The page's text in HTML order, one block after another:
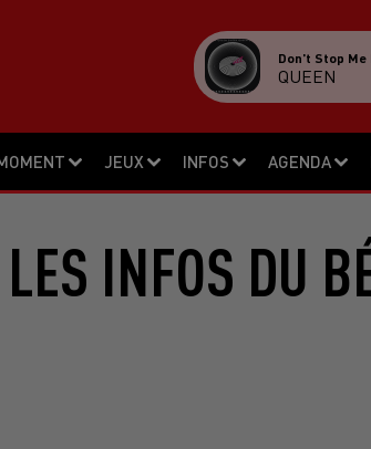
JEUX INFOS AGENDA
Don't Stop Me
QUEEN
LES INFOS DU